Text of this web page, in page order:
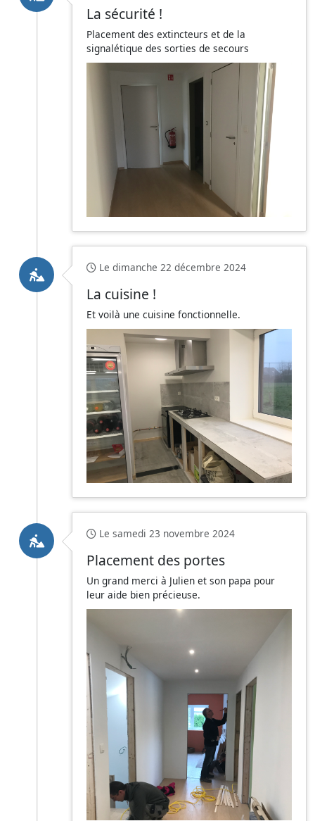
La sécurité !
Placement des extincteurs et de la
signalétique des sorties de secours
Le dimanche 22 décembre 2024
La cuisine !
Et voilà une cuisine fonctionnelle.
Le samedi 23 novembre 2024
Placement des portes
Un grand merci à Julien et son papa pour
leur aide bien précieuse.